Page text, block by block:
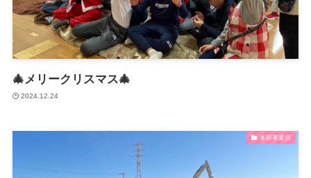
🎄メリークリスマス🎄
2024.12.24
本部事業所
重要事項説明書
運営規定
自己評価結果
沼津障害者自立支援協議会